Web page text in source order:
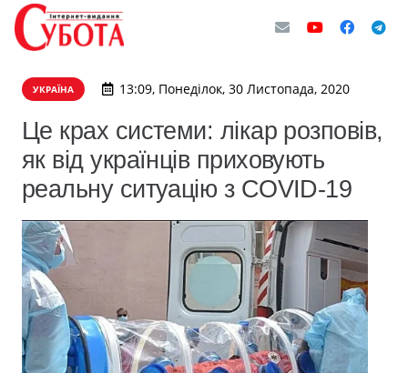
УКРАЇНА 13:09, Понеділок, 30 Листопада, 2020
Це крах системи: лікар розповів,
як від українців приховують
реальну ситуацію з COVID-19